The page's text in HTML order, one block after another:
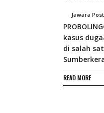
Jawara Post
kasus
di salah
READ MORE